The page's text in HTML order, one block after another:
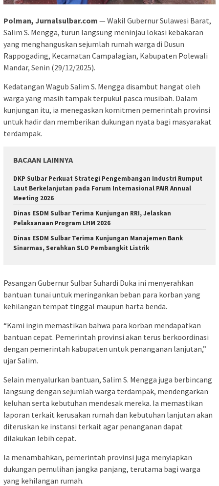
Polman, Jurnalsulbar.com — Wakil Gubernur Sulawesi Barat,
Salim S. Mengga, turun langsung meninjau lokasi kebakaran
yang menghanguskan sejumlah rumah warga di Dusun
Rappogading, Kecamatan Campalagian, Kabupaten Polewali
Mandar, Senin (29/12/2025).
Kedatangan Wagub Salim S. Mengga disambut hangat oleh
warga yang masih tampak terpukul pasca musibah. Dalam
kunjungan itu, ia menegaskan komitmen pemerintah provinsi
untuk hadir dan memberikan dukungan nyata bagi masyarakat
terdampak.
BACAAN LAINNYA
DKP Sulbar Perkuat Strategi Pengembangan Industri Rumput
Laut Berkelanjutan pada Forum Internasional PAIR Annual
Meeting 2026
Dinas ESDM Sulbar Terima Kunjungan RRI, Jelaskan
Pelaksanaan Program LHM 2026
Dinas ESDM Sulbar Terima Kunjungan Manajemen Bank
Sinarmas, Serahkan SLO Pembangkit Listrik
Pasangan Gubernur Sulbar Suhardi Duka ini menyerahkan
bantuan tunai untuk meringankan beban para korban yang
kehilangan tempat tinggal maupun harta benda.
“Kami ingin memastikan bahwa para korban mendapatkan
bantuan cepat. Pemerintah provinsi akan terus berkoordinasi
dengan pemerintah kabupaten untuk penanganan lanjutan,”
ujar Salim.
Selain menyalurkan bantuan, Salim S. Mengga juga berbincang
langsung dengan sejumlah warga terdampak, mendengarkan
keluhan serta kebutuhan mendesak mereka. Ia memastikan
laporan terkait kerusakan rumah dan kebutuhan lanjutan akan
diteruskan ke instansi terkait agar penanganan dapat
dilakukan lebih cepat.
Ia menambahkan, pemerintah provinsi juga menyiapkan
dukungan pemulihan jangka panjang, terutama bagi warga
yang kehilangan rumah.